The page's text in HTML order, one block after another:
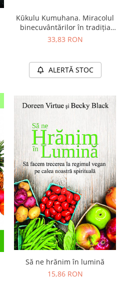
Kūkulu Kumuhana. Miracolul
binecuvântărilor în tradiția
Ho’oponopono
33,83 RON
ALERTĂ STOC
Să ne hrănim în lumină
15,86 RON